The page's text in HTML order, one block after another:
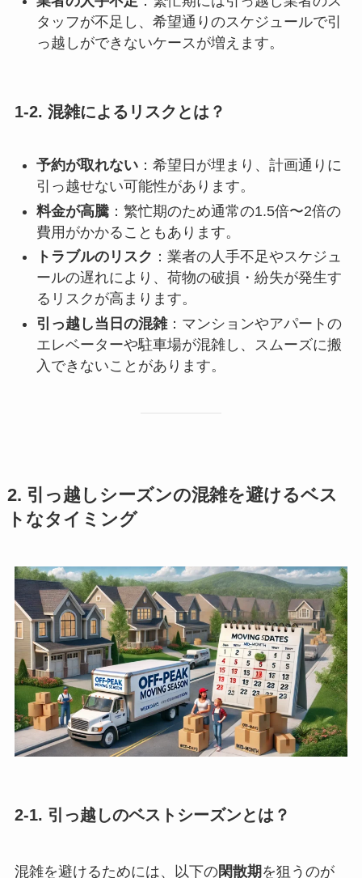
タッフが不足し、希望通りのスケジュールで引
っ越しができないケースが増えます。
1-2. 混雑によるリスクとは？
予約が取れない：希望日が埋まり、計画通りに
引っ越せない可能性があります。
料金が高騰：繁忙期のため通常の1.5倍〜2倍の
費用がかかることもあります。
トラブルのリスク ：業者の人手不足やスケジュ
ールの遅れにより、荷物の破損・紛失が発生す
るリスクが高まります。
引っ越し当日の混雑：マンションやアパートの
エレベーターや駐車場が混雑し、スムーズに搬
入できないことがあります。
2. 引っ越しシーズンの混雑を避けるベス
トなタイミング
2-1. 引っ越しのベストシーズンとは？
混雑を避けるためには、以下の閑散期 を狙うのが